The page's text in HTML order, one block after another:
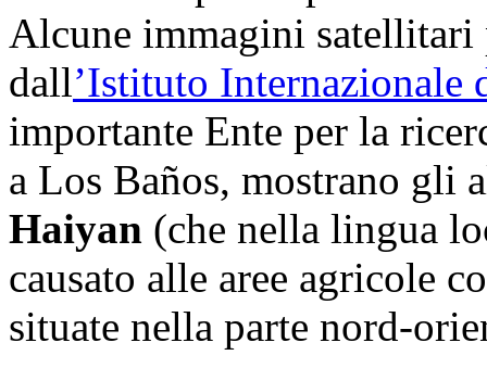
Alcune immagini
dall’Istituto Internazionale
importante Ente per la
a Los Baños, mostrano gli
Haiyan (che nella lingua
causato alle aree agricole
situate nella parte nord-